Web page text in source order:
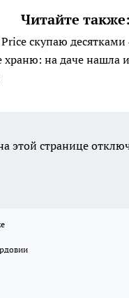
Читайте также:
скупаю
храню: на даче нашла
этой странице